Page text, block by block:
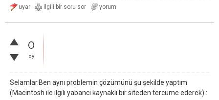
0
oy
Selamlar.Ben aynı problemin çözümünü şu şekilde yaptım
(Macintosh ile ilgili yabancı kaynaklı bir siteden tercüme ederek) :